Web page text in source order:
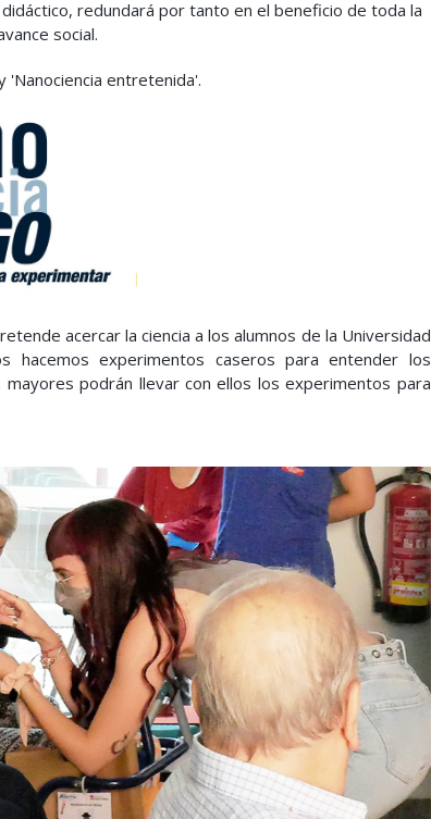
redundará por tanto en el beneficio de toda la
social.
'Nanociencia entretenida'.
acercar la ciencia a los alumnos de la Universidad
hacemos experimentos caseros para entender los
mayores podrán llevar con ellos los experimentos para